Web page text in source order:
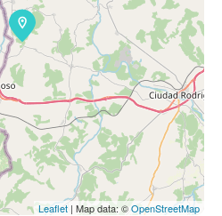
Leaflet | Map data: ©OpenStreetMap